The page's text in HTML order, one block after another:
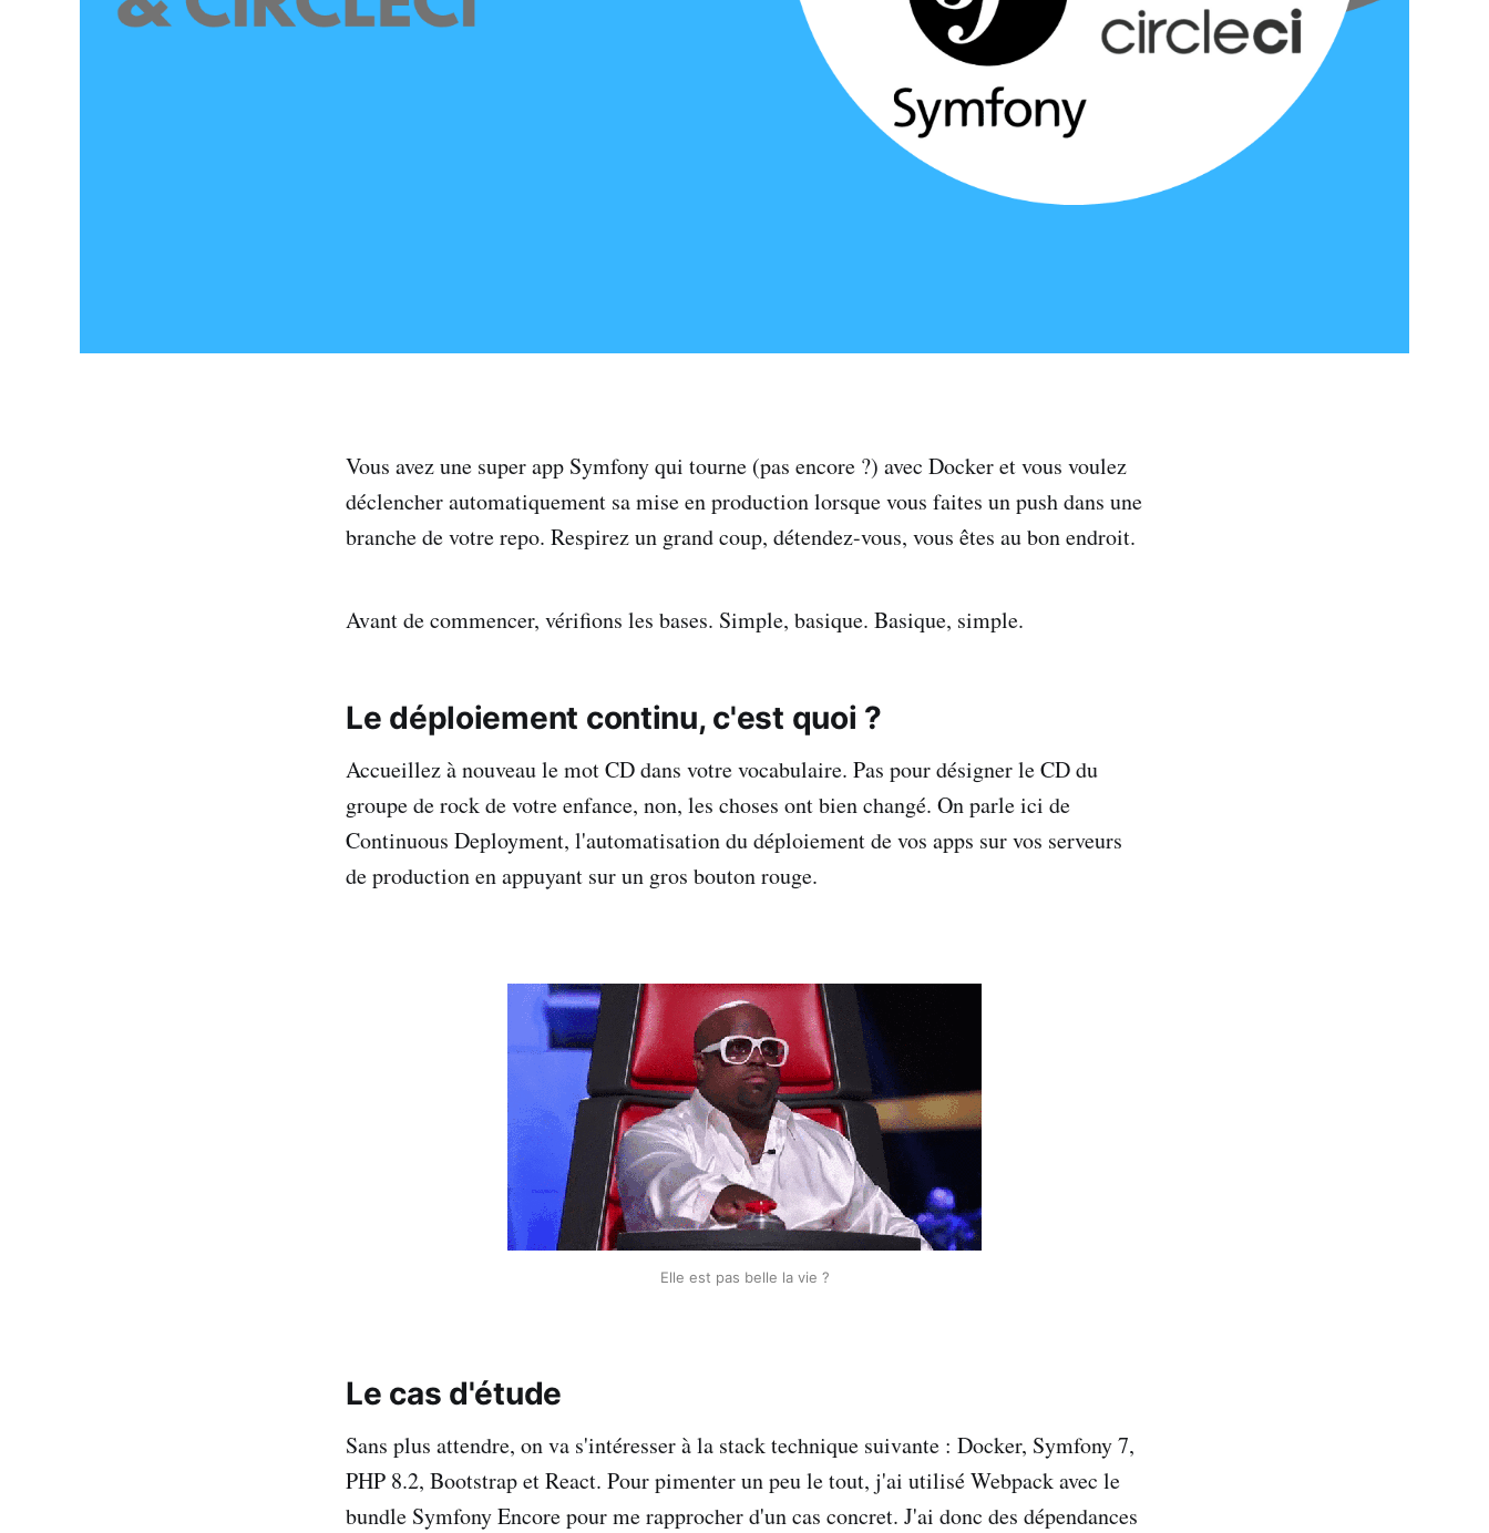
Vous avez une super app Symfony qui tourne (pas encore ?) avec Docker et vous voulez
déclencher automatiquement sa mise en production lorsque vous faites un push dans une
branche de votre repo. Respirez un grand coup, détendez-vous, vous êtes au bon endroit.
Avant de commencer, vérifions les bases. Simple, basique. Basique, simple.
Le déploiement continu, c'est quoi ?
Accueillez à nouveau le mot CD dans votre vocabulaire. Pas pour désigner le CD du
groupe de rock de votre enfance, non, les choses ont bien changé. On parle ici de
Continuous Deployment, l'automatisation du déploiement de vos apps sur vos serveurs
de production en appuyant sur un gros bouton rouge.
Elle est pas belle la vie ?
Le cas d'étude
Sans plus attendre, on va s'intéresser à la stack technique suivante : Docker, Symfony 7,
PHP 8.2, Bootstrap et React. Pour pimenter un peu le tout, j'ai utilisé Webpack avec le
bundle Symfony Encore pour me rapprocher d'un cas concret. J'ai donc des dépendances